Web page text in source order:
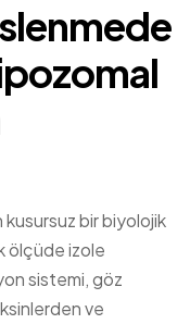
kusursuz bir biyolojik
ölçüde izole
sistemi, göz
ve